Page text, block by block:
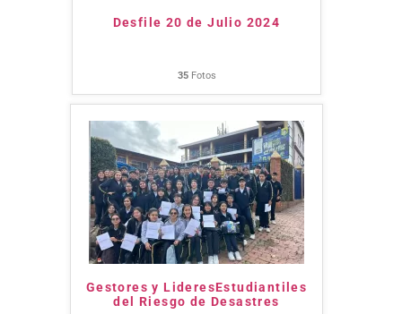
Desfile 20 de Julio 2024
35Fotos
Gestores y LideresEstudiantiles
del Riesgo de Desastres